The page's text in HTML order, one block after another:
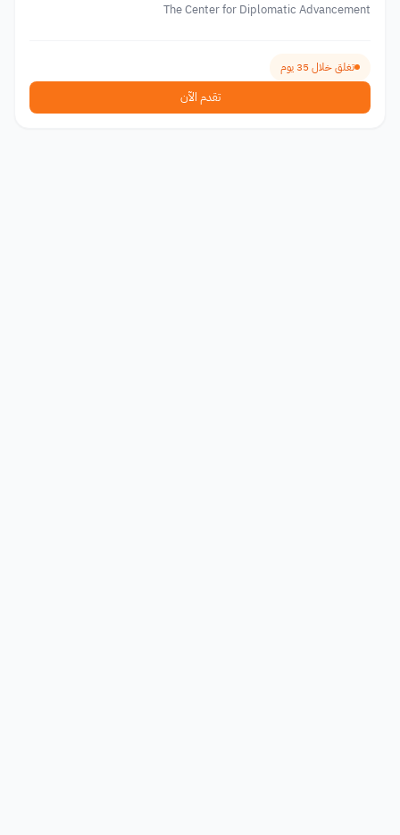
The Center for Diplomatic Advancement
تغلق خلال 35 يوم
تقدم الآن